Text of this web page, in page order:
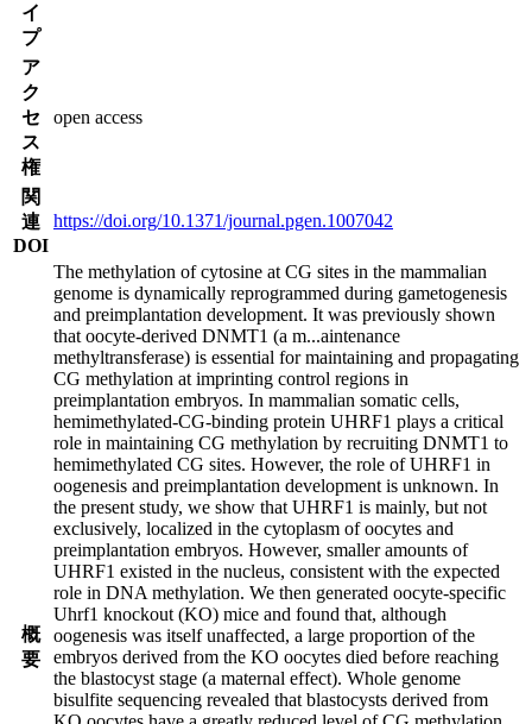
イ
プ
ア
ク
セ
ス
権
open access
関
連
DOI
https://doi.org/10.1371/journal.pgen.1007042
概
要
The methylation of cytosine at CG sites in the mammalian
genome is dynamically reprogrammed during gametogenesis
and preimplantation development. It was previously shown
that oocyte-derived DNMT1 (a m...aintenance
methyltransferase) is essential for maintaining and propagating
CG methylation at imprinting control regions in
preimplantation embryos. In mammalian somatic cells,
hemimethylated-CG-binding protein UHRF1 plays a critical
role in maintaining CG methylation by recruiting DNMT1 to
hemimethylated CG sites. However, the role of UHRF1 in
oogenesis and preimplantation development is unknown. In
the present study, we show that UHRF1 is mainly, but not
exclusively, localized in the cytoplasm of oocytes and
preimplantation embryos. However, smaller amounts of
UHRF1 existed in the nucleus, consistent with the expected
role in DNA methylation. We then generated oocyte-specific
Uhrf1 knockout (KO) mice and found that, although
oogenesis was itself unaffected, a large proportion of the
embryos derived from the KO oocytes died before reaching
the blastocyst stage (a maternal effect). Whole genome
bisulfite sequencing revealed that blastocysts derived from